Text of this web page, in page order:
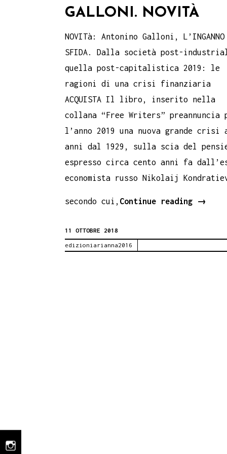
instagram
GALLONI. NOVITÀ
NOVITà: Antonino Galloni,
SFIDA. Dalla società post-
quella post-capitalistica 2019: le
ragioni di una crisi finanziaria
ACQUISTA Il libro, inserito nella
collana “Free Writers” preannuncia
l’anno 2019 una nuova grande crisi
anni dal 1929, sulla scia del
espresso circa cento anni fa
economista russo Nikolaij
secondo cui, Continue reading →
11 OTTOBRE 2018
edizioniarianna2016